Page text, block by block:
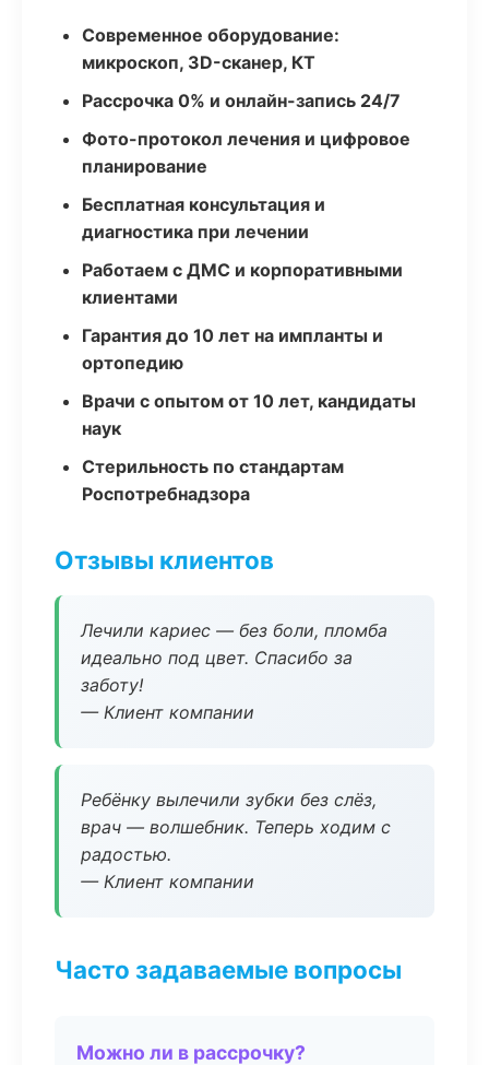
Современное оборудование:
микроскоп, 3D-сканер, КТ
Рассрочка 0% и онлайн-запись 24/7
Фото-протокол лечения и цифровое
планирование
Бесплатная консультация и
диагностика при лечении
Работаем с ДМС и корпоративными
клиентами
Гарантия до 10 лет на импланты и
ортопедию
Врачи с опытом от 10 лет, кандидаты
наук
Стерильность по стандартам
Роспотребнадзора
Отзывы клиентов
Лечили кариес — без боли, пломба
идеально под цвет. Спасибо за
заботу!
— Клиент компании
Ребёнку вылечили зубки без слёз,
врач — волшебник. Теперь ходим с
радостью.
— Клиент компании
Часто задаваемые вопросы
Можно ли в рассрочку?